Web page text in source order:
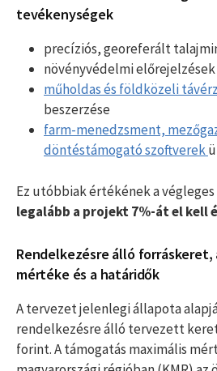
tevékenységek
precíziós, georeferált
növényvédelmi előrejelzések
műholdas és földközeli
beszerzése
farm-menedzsment,
döntéstámogató szoftverek
Ez utóbbiak értékének a
legalább a projekt 7%-át el kell
Rendelkezésre álló forráskeret,
mértéke és a határidők
A tervezet jelenlegi állapota
rendelkezésre álló tervezett
forint. A támogatás maximális